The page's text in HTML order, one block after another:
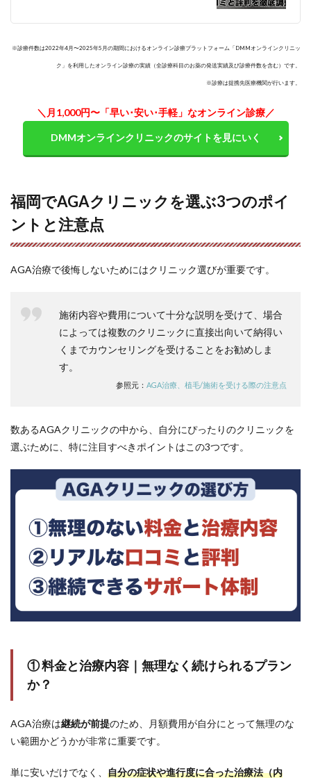
ニッ
4.3
イン診
探した
AGA
クお
判を
比較
スキン
クリニ
岡院｜
オリジ
ナル発
毛薬と
圧倒的
実績で
る店舗
数最大
ック
5.2
AGA
クリ
ニッ
岡院
※診療件数は2022年4月〜2025年5月の期間におけるオンライン診療プラットフォーム「DMMオンラインクリニッ
ク」を利用したオンライン診療の実績（全診療科目のお薬の発送実績及び診療件数を含む）です。
※診療は提携先医療機関が行います。
＼月1,000円〜「早い･安い･手軽」なオンライン診療／
DMMオンラインクリニックのサイトを見にいく
福岡でAGAクリニックを選ぶ3つのポイ
ントと注意点
AGA治療で後悔しないためにはクリニック選びが重要です。
施術内容や費用について十分な説明を受けて、場合
によっては複数のクリニックに直接出向いて納得い
くまでカウンセリングを受けることをお勧めしま
す。
参照元： AGA治療、植毛/施術を受ける際の注意点
数あるAGAクリニックの中から、自分にぴったりのクリニックを
選ぶために、特に注目すべきポイントはこの3つです。
① 料金と治療内容｜無理なく続けられるプラン
か？
AGA治療は継続が前提のため、月額費用が自分にとって無理のな
い範囲かどうかが非常に重要です。
単に安いだけでなく、 自分の症状や進行度に合った治療法（内